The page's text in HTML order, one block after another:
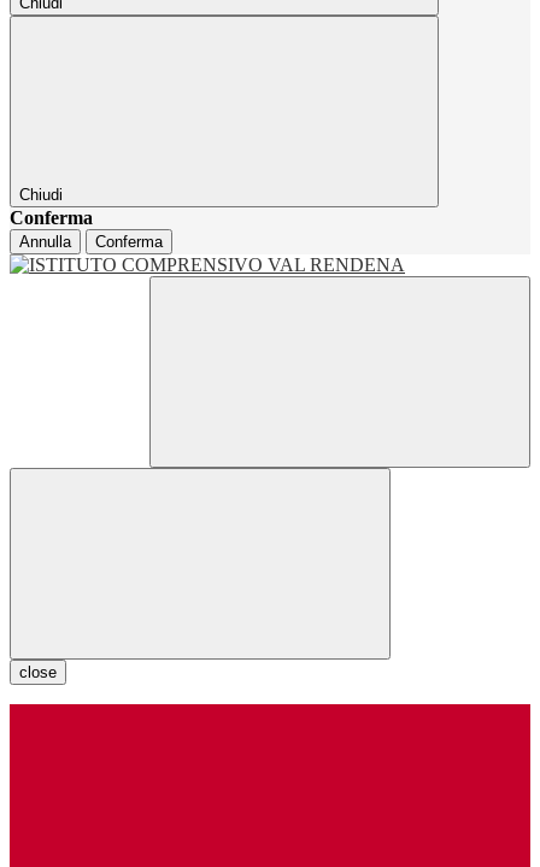
Chiudi
Conferma
Annulla Conferma
close